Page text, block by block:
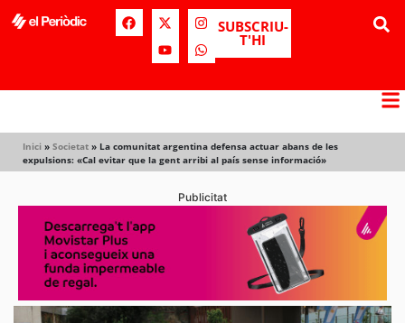
SUBSCRIU-
T'HI
Inici » Societat » La comunitat argentina defensa actuar abans de les
expulsions: «Cal evitar que la gent arribi al país sense informació»
Publicitat